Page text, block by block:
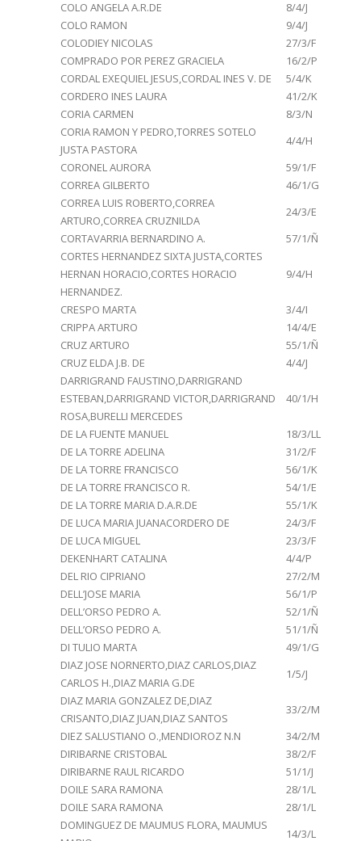
COLO ANGELA A.R.DE
8/4/J
COLO RAMON
9/4/J
COLODIEY NICOLAS
27/3/F
COMPRADO POR PEREZ GRACIELA
16/2/P
CORDAL EXEQUIEL JESUS,CORDAL INES V. DE
5/4/K
CORDERO INES LAURA
41/2/K
CORIA CARMEN
8/3/N
CORIA RAMON Y PEDRO,TORRES SOTELO
JUSTA PASTORA
4/4/H
CORONEL AURORA
59/1/F
CORREA GILBERTO
46/1/G
CORREA LUIS ROBERTO,CORREA
ARTURO,CORREA CRUZNILDA
24/3/E
CORTAVARRIA BERNARDINO A.
57/1/Ñ
CORTES HERNANDEZ SIXTA JUSTA,CORTES
HERNAN HORACIO,CORTES HORACIO
HERNANDEZ.
9/4/H
CRESPO MARTA
3/4/I
CRIPPA ARTURO
14/4/E
CRUZ ARTURO
55/1/Ñ
CRUZ ELDA J.B. DE
4/4/J
DARRIGRAND FAUSTINO,DARRIGRAND
ESTEBAN,DARRIGRAND VICTOR,DARRIGRAND
ROSA,BURELLI MERCEDES
40/1/H
DE LA FUENTE MANUEL
18/3/LL
DE LA TORRE ADELINA
31/2/F
DE LA TORRE FRANCISCO
56/1/K
DE LA TORRE FRANCISCO R.
54/1/E
DE LA TORRE MARIA D.A.R.DE
55/1/K
DE LUCA MARIA JUANACORDERO DE
24/3/F
DE LUCA MIGUEL
23/3/F
DEKENHART CATALINA
4/4/P
DEL RIO CIPRIANO
27/2/M
DELL’JOSE MARIA
56/1/P
DELL’ORSO PEDRO A.
52/1/Ñ
DELL’ORSO PEDRO A.
51/1/Ñ
DI TULIO MARTA
49/1/G
DIAZ JOSE NORNERTO,DIAZ CARLOS,DIAZ
CARLOS H.,DIAZ MARIA G.DE
1/5/J
DIAZ MARIA GONZALEZ DE,DIAZ
CRISANTO,DIAZ JUAN,DIAZ SANTOS
33/2/M
DIEZ SALUSTIANO O.,MENDIOROZ N.N
34/2/M
DIRIBARNE CRISTOBAL
38/2/F
DIRIBARNE RAUL RICARDO
51/1/J
DOILE SARA RAMONA
28/1/L
DOILE SARA RAMONA
28/1/L
DOMINGUEZ DE MAUMUS FLORA, MAUMUS
14/3/L